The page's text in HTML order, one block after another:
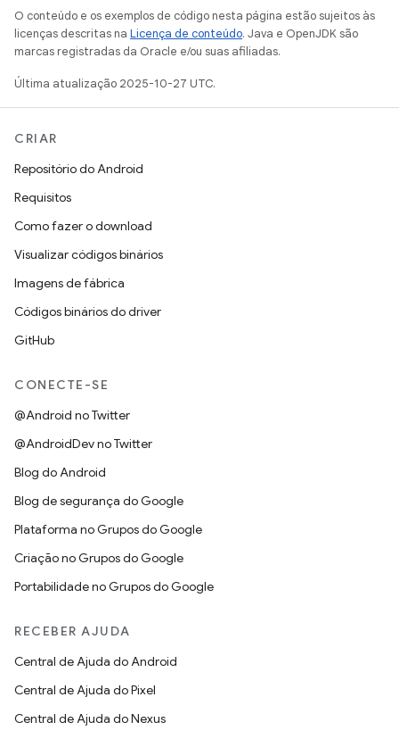
O conteúdo e os exemplos de código nesta página estão sujeitos às
licenças descritas na Licença de conteúdo. Java e OpenJDK são
marcas registradas da Oracle e/ou suas afiliadas.
Última atualização 2025-10-27 UTC.
CRIAR
Repositório do Android
Requisitos
Como fazer o download
Visualizar códigos binários
Imagens de fábrica
Códigos binários do driver
GitHub
CONECTE-SE
@Android no Twitter
@AndroidDev no Twitter
Blog do Android
Blog de segurança do Google
Plataforma no Grupos do Google
Criação no Grupos do Google
Portabilidade no Grupos do Google
RECEBER AJUDA
Central de Ajuda do Android
Central de Ajuda do Pixel
Central de Ajuda do Nexus